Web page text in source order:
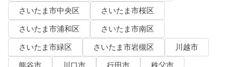
さいたま市中央区
さいたま市桜区
さいたま市浦和区
さいたま市南区
さいたま市緑区
さいたま市岩槻区
川越市